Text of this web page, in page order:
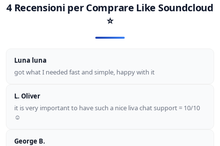
4 Recensioni perComprare Like Soundcloud
⭐
Luna luna
got what I needed fast and simple, happy with it
L. Oliver
it is very important to have such a nice liva chat support = 10/10
☺
George B.